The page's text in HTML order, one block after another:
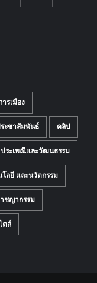
ารเมือง
ะชาสัมพันธ์ คลิป
ประเพณีและวัฒนธรรม
ลยี และนวัตกรรม
ชญากรรม
ตล์